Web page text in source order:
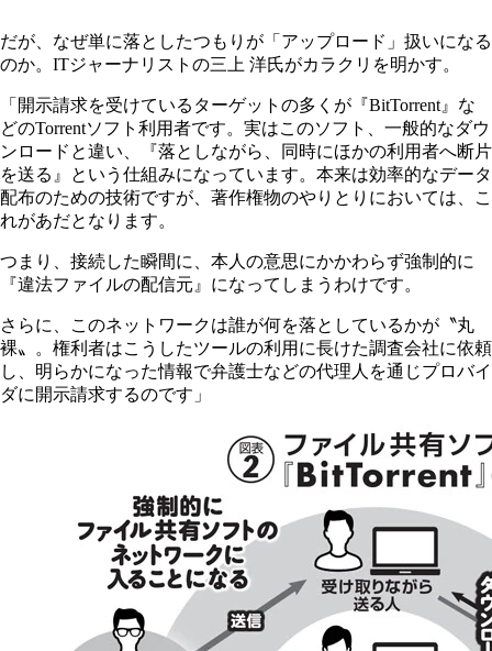
だが、なぜ単に落としたつもりが「アップロード」扱いになる
のか。ITジャーナリストの三上 洋氏がカラクリを明かす。
「開示請求を受けているターゲットの多くが『BitTorrent』な
どのTorrentソフト利用者です。実はこのソフト、一般的なダウ
ンロードと違い、『落としながら、同時にほかの利用者へ断片
を送る』という仕組みになっています。本来は効率的なデータ
配布のための技術ですが、著作権物のやりとりにおいては、こ
れがあだとなります。
つまり、接続した瞬間に、本人の意思にかかわらず強制的に
『違法ファイルの配信元』になってしまうわけです。
さらに、このネットワークは誰が何を落としているかが〝丸
裸〟。権利者はこうしたツールの利用に長けた調査会社に依頼
し、明らかになった情報で弁護士などの代理人を通じプロバイ
ダに開示請求するのです」